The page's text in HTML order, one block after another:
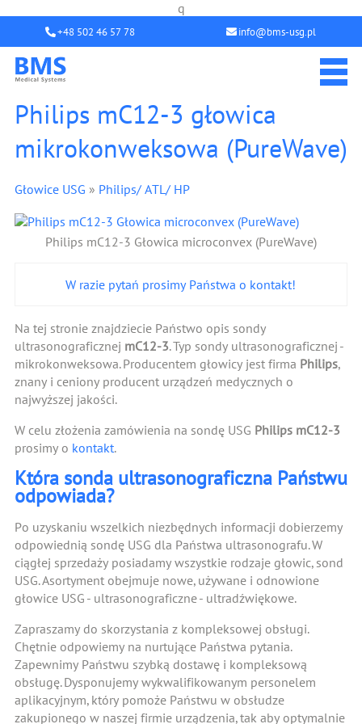
q
+48 502 46 57 78 info@bms-usg.pl
Philips mC12-3 głowica
mikrokonweksowa (PureWave)
Głowice USG » Philips/ ATL/ HP
Philips mC12-3 Głowica microconvex (PureWave)
W razie pytań prosimy Państwa o kontakt!
Na tej stronie znajdziecie Państwo opis sondy
ultrasonograficznej mC12-3. Typ sondy ultrasonograficznej -
mikrokonweksowa. Producentem głowicy jest firma Philips,
znany i ceniony producent urządzeń medycznych o
najwyższej jakości.
W celu złożenia zamówienia na sondę USG Philips mC12-3
prosimy o kontakt.
Która sonda ultrasonograficzna Państwu
odpowiada?
Po uzyskaniu wszelkich niezbędnych informacji dobierzemy
odpowiednią sondę USG dla Państwa ultrasonografu. W
ciągłej sprzedaży posiadamy wszystkie rodzaje głowic, sond
USG. Asortyment obejmuje nowe, używane i odnowione
głowice USG - ultrasonograficzne - ultradźwiękowe.
Zapraszamy do skorzystania z kompleksowej obsługi.
Chętnie odpowiemy na nurtujące Państwa pytania.
Zapewnimy Państwu szybką dostawę i kompleksową
obsługę. Dysponujemy wykwalifikowanym personelem
aplikacyjnym, który pomoże Państwu w obsłudze
zakupionego w naszej firmie urządzenia, tak aby optymalnie